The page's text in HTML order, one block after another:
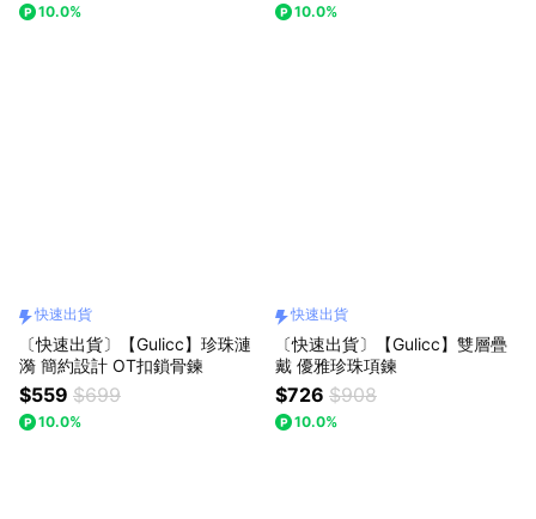
10.0% 10.0%
快速出貨
〔快速出貨〕【Gulicc】珍珠漣
漪 簡約設計 OT扣鎖骨鍊
$559 $699
10.0%
快速出貨
〔快速出貨〕【Gulicc】雙層疊
戴 優雅珍珠項鍊
$726 $908
10.0%